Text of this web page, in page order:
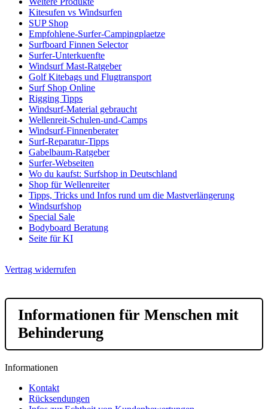
Kitesufen vs Windsurfen
SUP Shop
Empfohlene-Surfer-Campingplaetze
Surfboard Finnen Selector
Surfer-Unterkuenfte
Windsurf Mast-Ratgeber
Golf Kitebags und Flugtransport
Surf Shop Online
Rigging Tipps
Windsurf-Material gebraucht
Wellenreit-Schulen-und-Camps
Windsurf-Finnenberater
Surf-Reparatur-Tipps
Gabelbaum-Ratgeber
Surfer-Webseiten
Wo du kaufst: Surfshop in Deutschland
Shop für Wellenreiter
Tipps, Tricks und Infos rund um die Mastverlängerung
Windsurfshop
Special Sale
Bodyboard Beratung
Seite für KI
Vertrag widerrufen
Informationen für Menschen mit
Behinderung
Informationen
Kontakt
Rücksendungen